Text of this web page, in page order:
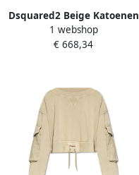
Dsquared2 Beige Katoenen
Jack Rokken Beige Dames
1 webshop
€ 668,34